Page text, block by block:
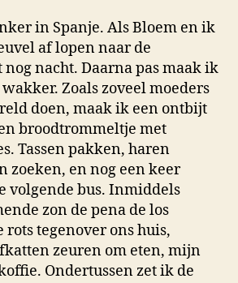
in Spanje. Als Bloem en ik
af lopen naar de
nog nacht. Daarna pas maak ik
Zoals zoveel moeders
doen, maak ik een ontbijt
broodtrommeltje met
Tassen pakken, haren
zoeken, en nog een keer
volgende bus. Inmiddels
zon de pena de los
rots tegenover ons huis,
zeuren om eten, mijn
Ondertussen zet ik de